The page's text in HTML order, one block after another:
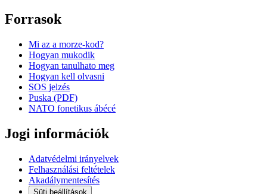
Forrasok
Mi az a morze-kod?
Hogyan mukodik
Hogyan tanulhato meg
Hogyan kell olvasni
SOS jelzés
Puska (PDF)
NATO fonetikus ábécé
Jogi információk
Adatvédelmi irányelvek
Felhasználási feltételek
Akadálymentesítés
Süti beállítások